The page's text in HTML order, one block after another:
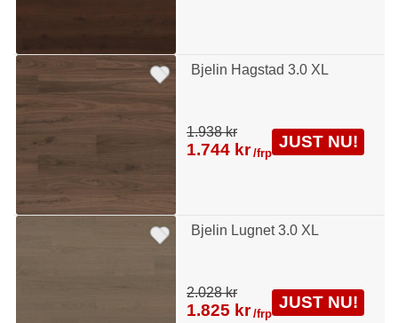
Bjelin Hagstad 3.0 XL
Bjelin Lugnet 3.0 XL
1.938 kr
1.744 kr /frp
JUST NU!
2.028 kr
1.825 kr /frp
JUST NU!